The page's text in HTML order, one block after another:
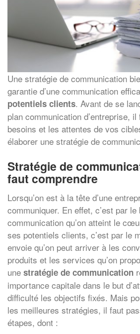
Une stratégie de communication
garantie d’une communication
potentiels clients. Avant de se
plan communication d’entreprise,
besoins et les attentes de vos
élaborer une stratégie de
Stratégie de
faut comprendre
Lorsqu’on est à la tête d’une
communiquer. En effet, c’est par
communication qu’on atteint le
ses potentiels clients, c’est par le
envoie qu’on peut arriver à les
produits et les services qu’on
une stratégie de communication
importance capitale dans le but
difficulté les objectifs fixés. Mais
les meilleures stratégies, il faut
étapes, dont :